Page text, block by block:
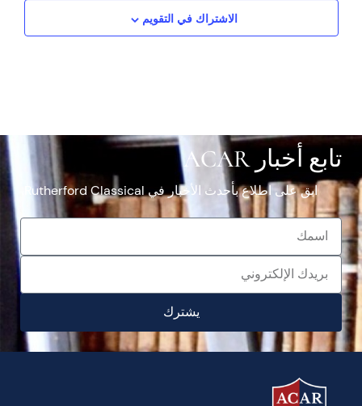
الاشتراك في التقويم
تابع أخبار ACAR
ابق على اطلاع بأحدث الأخبار في Rutherford Classical.
يشترك